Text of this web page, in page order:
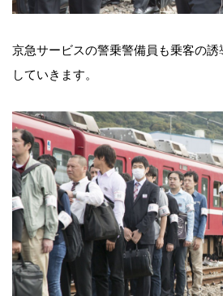
京急サービスの警乗警備員も乗客の
していきます。